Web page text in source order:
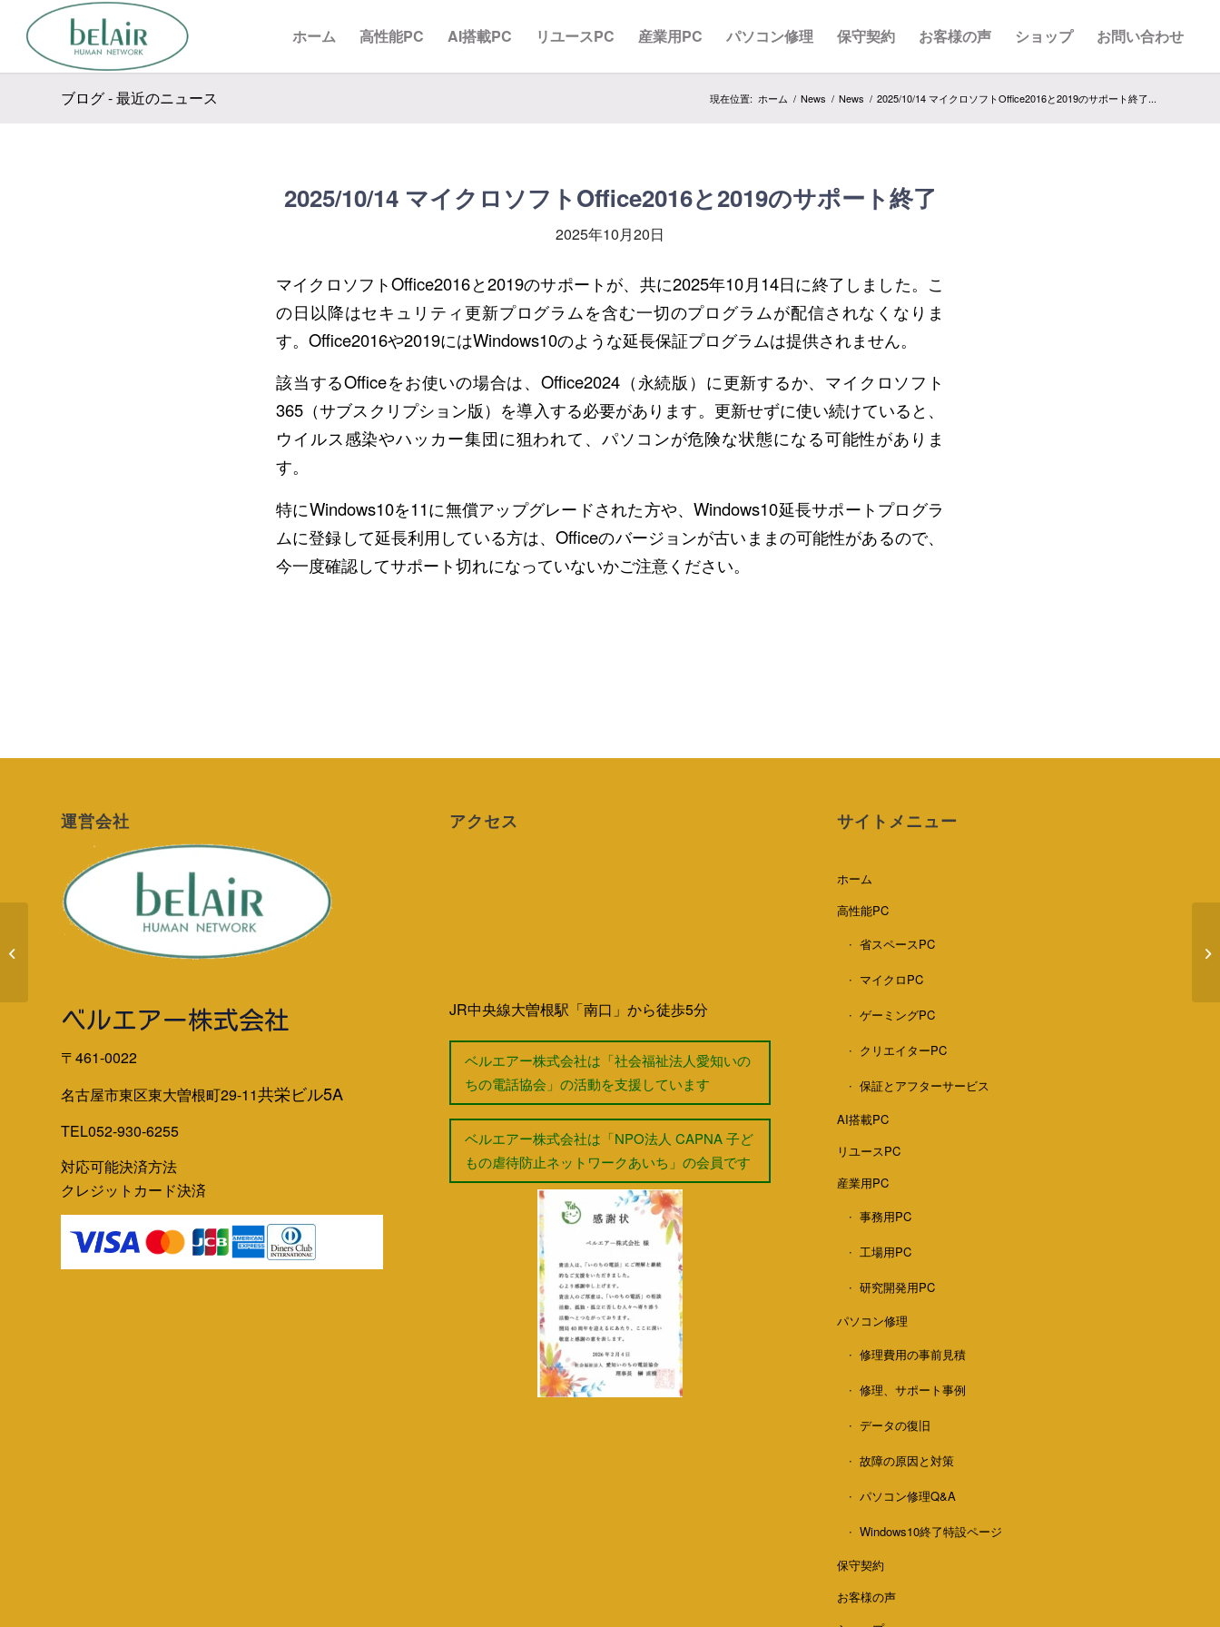
ホーム 高性能PC AI搭載PC リユースPC 産業用PC パソコン修理 保守契約 お客様の声 ショップ お問い合わせ
ブログ - 最近のニュース 現在位置: ホーム / News / News / 2025/10/14 マイクロソフトOffice2016と2019のサポート終了...
2025/10/14 マイクロソフトOffice2016と2019のサポート終了
2025年10月20日
マイクロソフトOffice2016と2019のサポートが、共に2025年10月14日に終了しました。こ
の日以降はセキュリティ更新プログラムを含む一切のプログラムが配信されなくなりま
す。Office2016や2019にはWindows10のような延長保証プログラムは提供されません。
該当するOfficeをお使いの場合は、Office2024（永続版）に更新するか、マイクロソフト
365（サブスクリプション版）を導入する必要があります。更新せずに使い続けていると、
ウイルス感染やハッカー集団に狙われて、パソコンが危険な状態になる可能性がありま
す。
特にWindows10を11に無償アップグレードされた方や、Windows10延長サポートプログラ
ムに登録して延長利用している方は、Officeのバージョンが古いままの可能性があるので、
今一度確認してサポート切れになっていないかご注意ください。
運営会社
ベルエアー株式会社
〒461-0022
名古屋市東区東大曽根町29-11共栄ビル5A
TEL052-930-6255
対応可能決済方法
クレジットカード決済
アクセス
JR中央線大曽根駅「南口」から徒歩5分
ベルエアー株式会社は「社会福祉法人愛知いの
ちの電話協会」の活動を支援しています
ベルエアー株式会社は「NPO法人 CAPNA 子ど
もの虐待防止ネットワークあいち」の会員です
サイトメニュー
ホーム
高性能PC
省スペースPC
マイクロPC
ゲーミングPC
クリエイターPC
保証とアフターサービス
AI搭載PC
リユースPC
産業用PC
事務用PC
工場用PC
研究開発用PC
パソコン修理
修理費用の事前見積
修理、サポート事例
データの復旧
故障の原因と対策
パソコン修理Q&A
Windows10終了特設ページ
保守契約
お客様の声
Windows10個人向け無料延長サポー
ト（ESU）の設定方法を追...